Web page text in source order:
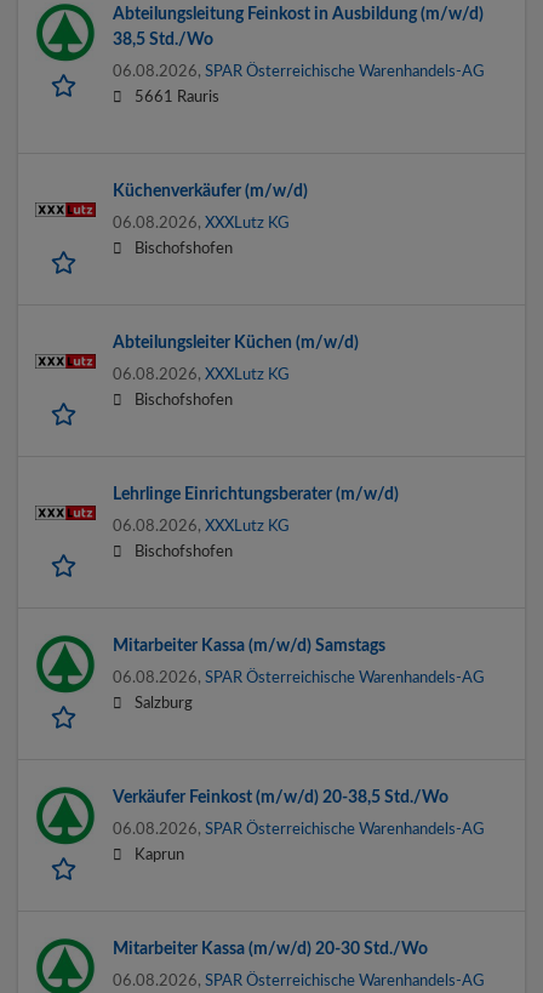
Abteilungsleitung Feinkost in Ausbildung (m/w/d)
38,5 Std./Wo
06.08.2026, SPAR Österreichische Warenhandels-AG
5661 Rauris
Küchenverkäufer (m/w/d)
06.08.2026, XXXLutz KG
Bischofshofen
Abteilungsleiter Küchen (m/w/d)
06.08.2026, XXXLutz KG
Bischofshofen
Lehrlinge Einrichtungsberater (m/w/d)
06.08.2026, XXXLutz KG
Bischofshofen
Mitarbeiter Kassa (m/w/d) Samstags
06.08.2026, SPAR Österreichische Warenhandels-AG
Salzburg
Verkäufer Feinkost (m/w/d) 20-38,5 Std./Wo
06.08.2026, SPAR Österreichische Warenhandels-AG
Kaprun
Mitarbeiter Kassa (m/w/d) 20-30 Std./Wo
06.08.2026, SPAR Österreichische Warenhandels-AG